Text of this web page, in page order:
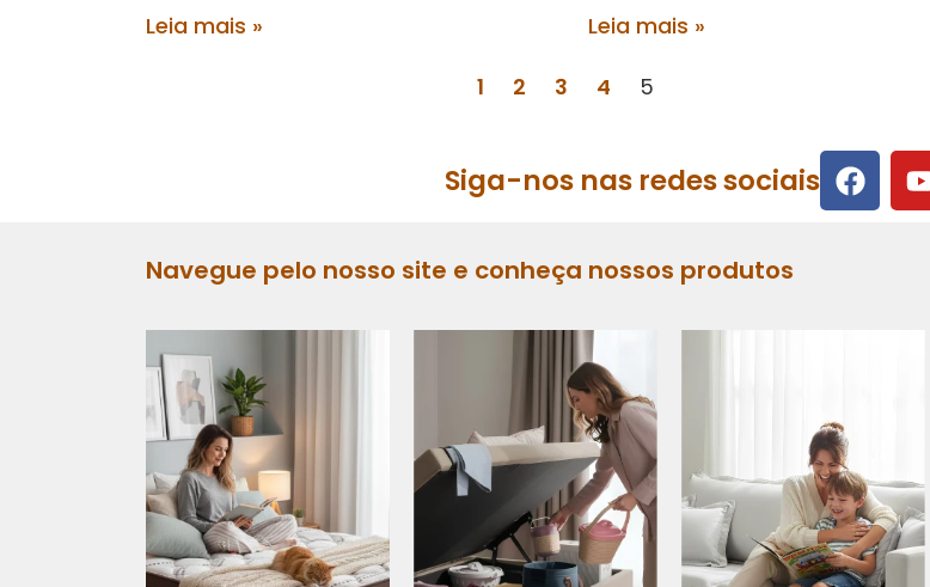
Leia mais » Leia mais »
1 2 3 4 5
Siga-nos nas redes sociais
Navegue pelo nosso site e conheça nossos produtos